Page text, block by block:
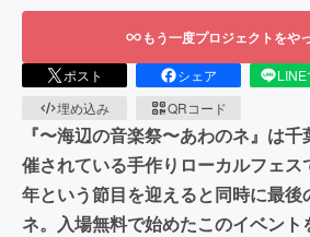
もう一度プロジェクトをや
ポスト シェア
埋め込み
QRコード
『〜海辺の音楽祭〜あわのネ』は
催されている手作りローカルフェス
年という節目を迎えると同時に最
ネ。入場無料で始めたこのイベン